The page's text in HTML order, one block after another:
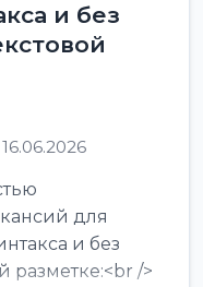
и без
для
и без
разметке:<br />